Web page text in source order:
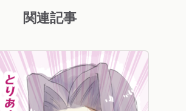
関連記事